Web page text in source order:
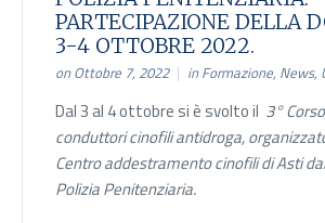
PARTECIPAZIONE DELLA
3-4 OTTOBRE 2022.
on Ottobre 7, 2022 inFormazione, News,
Dal 3 al 4 ottobre si è svolto il 3°
conduttori cinofili antidroga,
Centroaddestramento cinofili di Astidal
Polizia Penitenziaria.